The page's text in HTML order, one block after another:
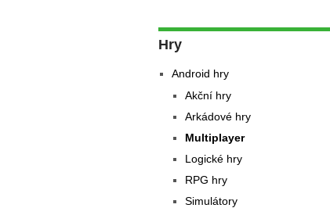
Hry
Android hry
Akční hry
Arkádové hry
Multiplayer
Logické hry
RPG hry
Simulátory